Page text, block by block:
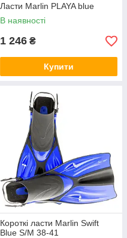
Ласти Marlin PLAYA blue
В наявності
1 246 ₴
Купити
Короткі ласти Marlin Swift
Blue S/M 38-41